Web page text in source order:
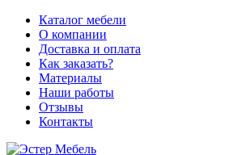
Каталог мебели
О компании
Доставка и оплата
Как заказать?
Материалы
Наши работы
Отзывы
Контакты